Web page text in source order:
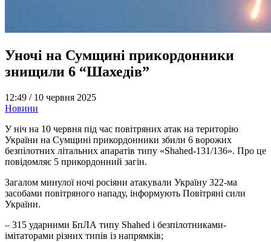
Уночі на Сумщині прикордонники
знищили 6 “Шахедів”
12:49 / 10 червня 2025
Новини
У ніч на 10 червня під час повітряних атак на територію
України на Сумщині прикордонники збили 6 ворожих
безпілотних літальних апаратів типу «Shahed-131/136». Про це
повідомляє 5 прикордонний загін.
Загалом минулої ночі росіяни атакували Україну 322-ма
засобами повітряного нападу, інформують Повітряні сили
України.
– 315 ударними БпЛА типу Shahed і безпілотниками-
імітаторами різних типів із напрямків;